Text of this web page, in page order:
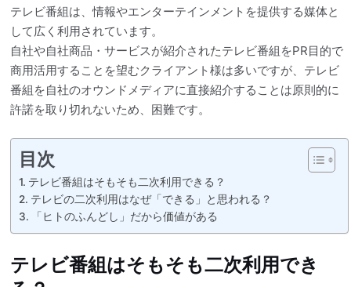
テレビ番組は、情報やエンターテインメントを提供する媒体と
して広く利用されています。
自社や自社商品・サービスが紹介されたテレビ番組をPR目的で
商用活用することを望むクライアント様は多いですが、テレビ
番組を自社のオウンドメディアに直接紹介することは原則的に
許諾を取り切れないため、困難です。
目次
テレビ番組はそもそも二次利用できる？
テレビの二次利用はなぜ「できる」と思われる？
「ヒトのふんどし」だから価値がある
テレビ番組はそもそも二次利用でき